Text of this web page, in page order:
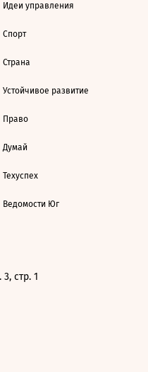
Идеи управления
Спорт
Страна
Устойчивое развитие
Право
Думай
Техуспех
Ведомости Юг
стр. 1